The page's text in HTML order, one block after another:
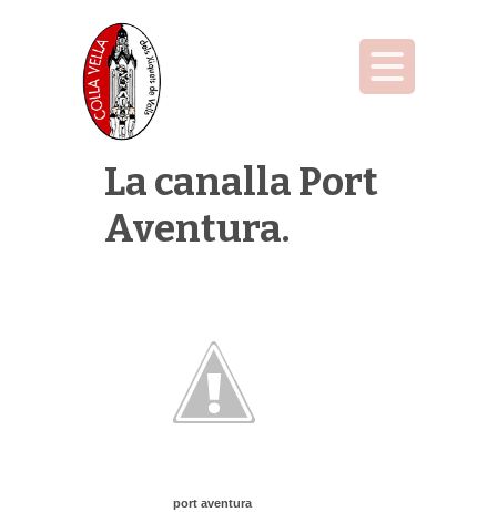
La canalla Port
Aventura.
port aventura